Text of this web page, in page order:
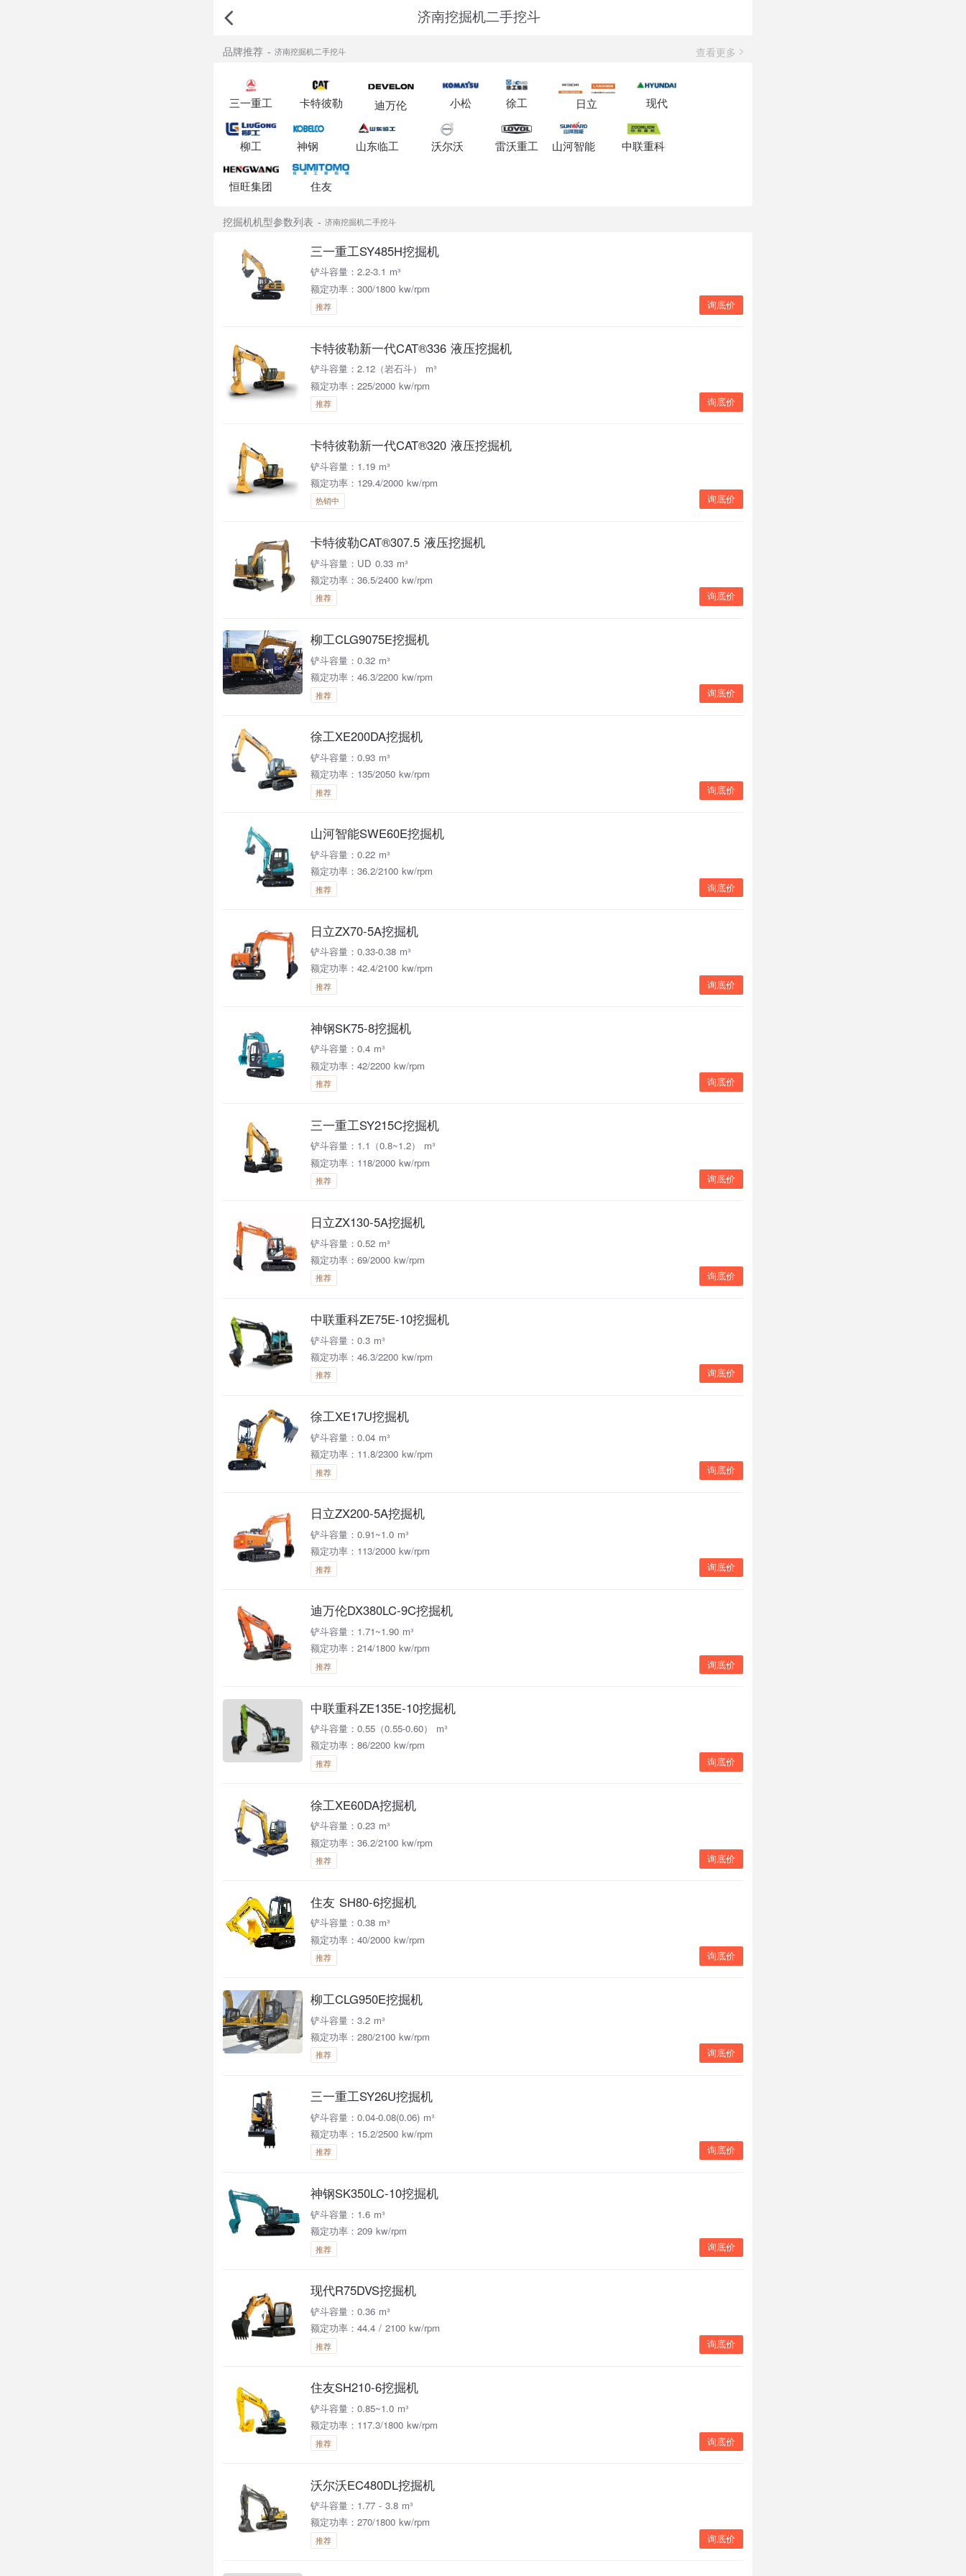
济南挖掘机二手挖斗
品牌推荐 济南挖掘机二手挖斗 查看更多
三一重工 卡特彼勒 迪万伦 小松 徐工 日立 现代
柳工 神钢 山东临工 沃尔沃 雷沃重工 山河智能 中联重科
恒旺集团 住友
挖掘机机型参数列表 济南挖掘机二手挖斗
三一重工SY485H挖掘机
铲斗容量：2.2-3.1 m³
额定功率：300/1800 kw/rpm
推荐 询底价
卡特彼勒新一代CAT®336 液压挖掘机
铲斗容量：2.12（岩石斗） m³
额定功率：225/2000 kw/rpm
推荐 询底价
卡特彼勒新一代CAT®320 液压挖掘机
铲斗容量：1.19 m³
额定功率：129.4/2000 kw/rpm
热销中 询底价
卡特彼勒CAT®307.5 液压挖掘机
铲斗容量：UD 0.33 m³
额定功率：36.5/2400 kw/rpm
推荐 询底价
柳工CLG9075E挖掘机
铲斗容量：0.32 m³
额定功率：46.3/2200 kw/rpm
推荐 询底价
徐工XE200DA挖掘机
铲斗容量：0.93 m³
额定功率：135/2050 kw/rpm
推荐 询底价
山河智能SWE60E挖掘机
铲斗容量：0.22 m³
额定功率：36.2/2100 kw/rpm
推荐 询底价
日立ZX70-5A挖掘机
铲斗容量：0.33-0.38 m³
额定功率：42.4/2100 kw/rpm
推荐 询底价
神钢SK75-8挖掘机
铲斗容量：0.4 m³
额定功率：42/2200 kw/rpm
推荐 询底价
三一重工SY215C挖掘机
铲斗容量：1.1（0.8~1.2） m³
额定功率：118/2000 kw/rpm
推荐 询底价
日立ZX130-5A挖掘机
铲斗容量：0.52 m³
额定功率：69/2000 kw/rpm
推荐 询底价
中联重科ZE75E-10挖掘机
铲斗容量：0.3 m³
额定功率：46.3/2200 kw/rpm
推荐 询底价
徐工XE17U挖掘机
铲斗容量：0.04 m³
额定功率：11.8/2300 kw/rpm
推荐 询底价
日立ZX200-5A挖掘机
铲斗容量：0.91~1.0 m³
额定功率：113/2000 kw/rpm
推荐 询底价
迪万伦DX380LC-9C挖掘机
铲斗容量：1.71~1.90 m³
额定功率：214/1800 kw/rpm
推荐 询底价
中联重科ZE135E-10挖掘机
铲斗容量：0.55（0.55-0.60） m³
额定功率：86/2200 kw/rpm
推荐 询底价
徐工XE60DA挖掘机
铲斗容量：0.23 m³
额定功率：36.2/2100 kw/rpm
推荐 询底价
住友 SH80-6挖掘机
铲斗容量：0.38 m³
额定功率：40/2000 kw/rpm
推荐 询底价
柳工CLG950E挖掘机
铲斗容量：3.2 m³
额定功率：280/2100 kw/rpm
推荐 询底价
三一重工SY26U挖掘机
铲斗容量：0.04-0.08(0.06) m³
额定功率：15.2/2500 kw/rpm
推荐 询底价
神钢SK350LC-10挖掘机
铲斗容量：1.6 m³
额定功率：209 kw/rpm
推荐 询底价
现代R75DVS挖掘机
铲斗容量：0.36 m³
额定功率：44.4 / 2100 kw/rpm
推荐 询底价
住友SH210-6挖掘机
铲斗容量：0.85~1.0 m³
额定功率：117.3/1800 kw/rpm
推荐 询底价
沃尔沃EC480DL挖掘机
铲斗容量：1.77 - 3.8 m³
额定功率：270/1800 kw/rpm
推荐 询底价